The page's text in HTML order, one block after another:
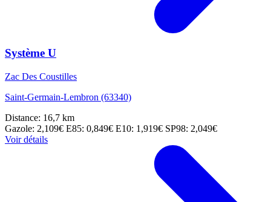
Système U
Zac Des Coustilles
Saint-Germain-Lembron (63340)
Distance: 16,7 km
Gazole: 2,109€ E85: 0,849€ E10: 1,919€ SP98: 2,049€
Voir détails